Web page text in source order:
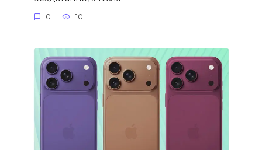
0 10